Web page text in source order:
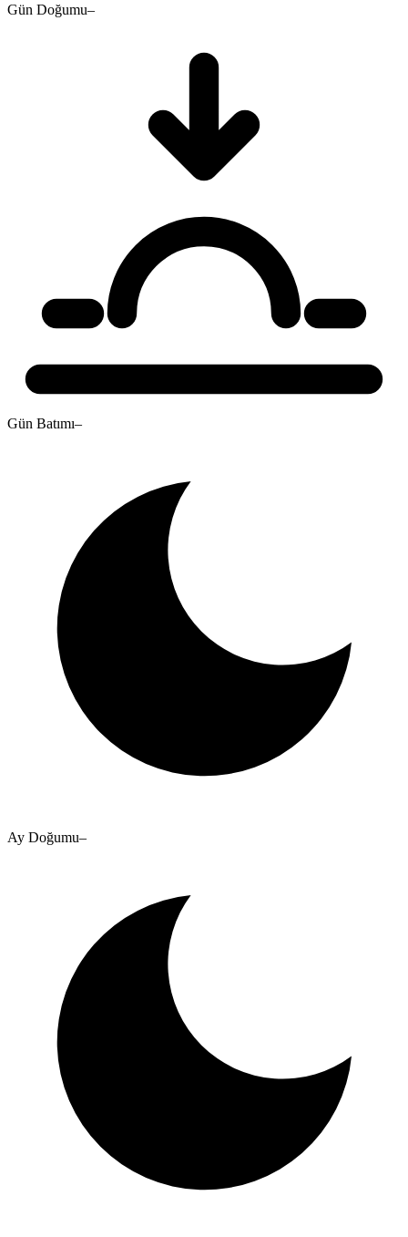
Gün Doğumu–
Gün Batımı–
Ay Doğumu–